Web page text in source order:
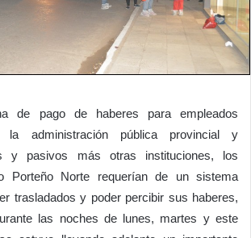
de pago de haberes para empleados
la administración pública provincial y
y pasivos más otras instituciones, los
Porteño Norte requerían de un sistema
trasladados y poder percibir sus haberes,
las noches de lunes, martes y este